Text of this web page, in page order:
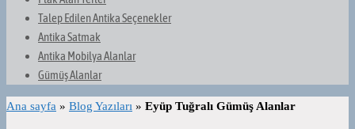
Talep Edilen Antika Seçenekler
Antika Satmak
Antika Mobilya Alanlar
Gümüş Alanlar
Ana sayfa » Blog Yazıları » Eyüp Tuğralı Gümüş Alanlar